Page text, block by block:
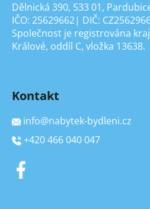
Dělnická 390, 533 01,
IČO: 25629662| DIČ:
Společnost je registrována
Králové, oddíl C, vložka 13638.
Kontakt
info@nabytek-bydleni.cz
+420 466 040 047